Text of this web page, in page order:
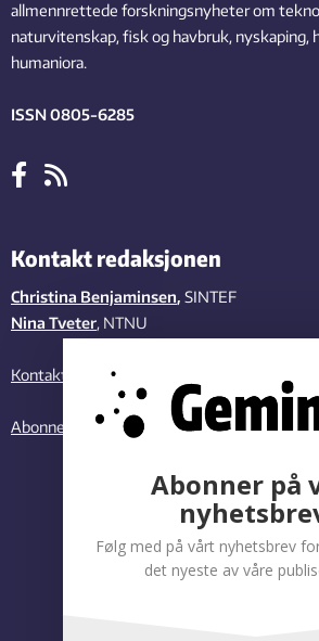
allmennrettede forskningsnyheter om
naturvitenskap, fisk og havbruk, nyskaping,
humaniora.
ISSN 0805-6285
Kontakt redaksjonen
Christina Benjaminsen, SINTEF
Nina Tveter, NTNU
Kontakt oss
Abonner på vårt nyhetsbrev
Abonner på
Følg med på vårt nyhetsbrev
det nyeste av våre